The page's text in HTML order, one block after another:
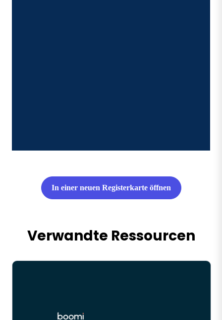
In einer neuen Registerkarte öffnen
Verwandte Ressourcen